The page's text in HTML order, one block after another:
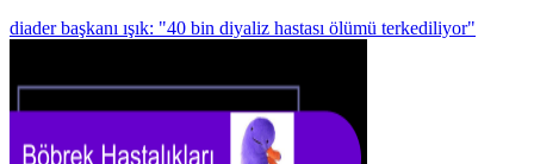
diader başkanı ışık: "40 bin diyaliz hastası ölümü terkediliyor"